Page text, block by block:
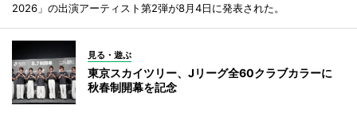
2026」の出演アーティスト第2弾が8月4日に発表された。
見る・遊ぶ
東京スカイツリー、Jリーグ全60クラブカラーに
秋春制開幕を記念